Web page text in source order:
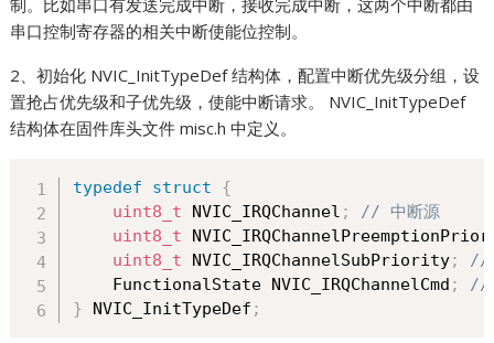
制。比如串口有发送完成中断，接收完成中断，这两个中断都由
串口控制寄存器的相关中断使能位控制。
2、初始化 NVIC_InitTypeDef 结构体，配置中断优先级分组，设
置抢占优先级和子优先级，使能中断请求。 NVIC_InitTypeDef
结构体在固件库头文件 misc.h 中定义。
typedef struct
{
uint8_t NVIC_IRQChannel ;
// 中断源
uint8_t
uint8_t NVIC_IRQChannelSubPriority;
//
    FunctionalState NVIC_IRQChannelCmd
;
//
} NVIC_InitTypeDef ;